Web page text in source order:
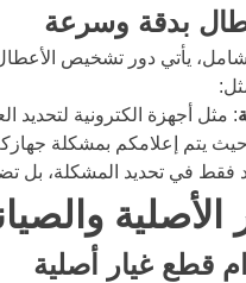
بدقة وسرعة
يأتي دور تشخيص
: مثل أجهزة الكترونية لتحديد
يتم إعلامكم بمشكلة
فقط في تحديد المشكلة،
الأصلية
قطع غيار أصلية